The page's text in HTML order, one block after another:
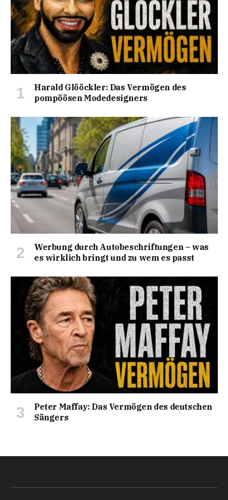
Harald Glööckler: Das Vermögen des
pompöösen Modedesigners
Werbung durch Autobeschriftungen – was
es wirklich bringt und zu wem es passt
Peter Maffay: Das Vermögen des deutschen
Sängers